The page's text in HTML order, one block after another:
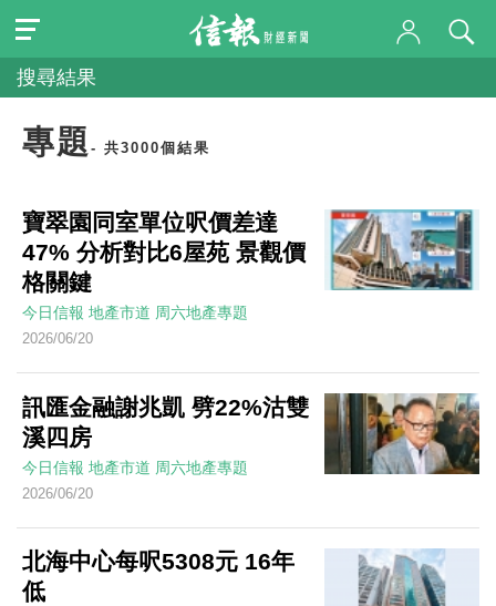
搜尋結果
專題 - 共3000個結果
寶翠園同室單位呎價差達
47% 分析對比6屋苑 景觀價
格關鍵
今日信報 地產市道 周六地產專題
2026/06/20
訊匯金融謝兆凱 劈22%沽雙
溪四房
今日信報 地產市道 周六地產專題
2026/06/20
北海中心每呎5308元 16年
低